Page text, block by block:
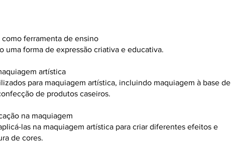
ferramenta de ensino
uma forma de expressão criativa e educativa.
artística
para maquiagem artística, incluindo maquiagem à base de
de produtos caseiros.
na maquiagem
las na maquiagem artística para criar diferentes efeitos e
de cores.